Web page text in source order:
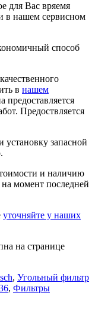
для Вас вряемя
в нашем сервисном
способ
в нашем
предоставляется
Предоствляется
запасной
и наличию
на момент последней
уточняйте у наших
на странице
, Угольный фильтр
, Фильтры